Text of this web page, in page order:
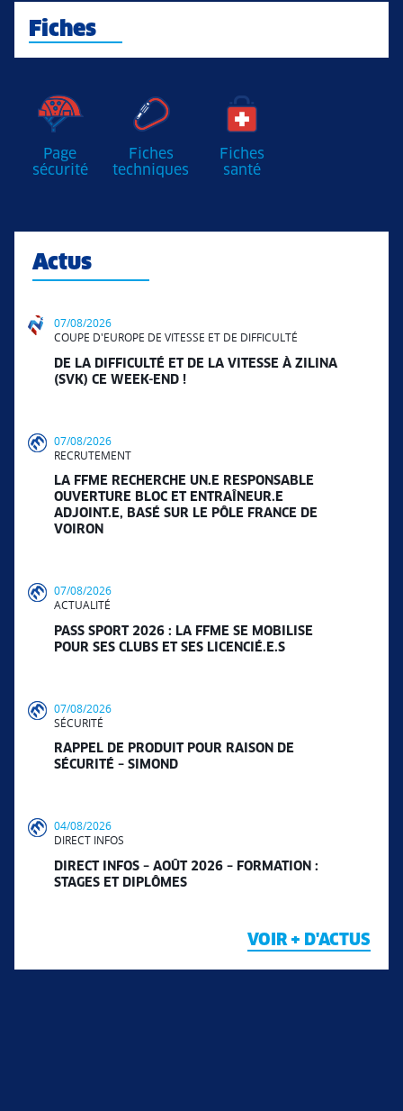
Fiches
Page
sécurité
Fiches
techniques
Fiches
santé
Actus
07/08/2026
COUPE D'EUROPE DE VITESSE ET DE DIFFICULTÉ
DE LA DIFFICULTÉ ET DE LA VITESSE À ZILINA
(SVK) CE WEEK-END !
07/08/2026
RECRUTEMENT
LA FFME RECHERCHE UN.E RESPONSABLE
OUVERTURE BLOC ET ENTRAÎNEUR.E
ADJOINT.E, BASÉ SUR LE PÔLE FRANCE DE
VOIRON
07/08/2026
ACTUALITÉ
PASS SPORT 2026 : LA FFME SE MOBILISE
POUR SES CLUBS ET SES LICENCIÉ.E.S
07/08/2026
SÉCURITÉ
RAPPEL DE PRODUIT POUR RAISON DE
SÉCURITÉ – SIMOND
04/08/2026
DIRECT INFOS
DIRECT INFOS – AOÛT 2026 – FORMATION :
STAGES ET DIPLÔMES
VOIR + D'ACTUS